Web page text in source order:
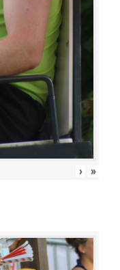
› »